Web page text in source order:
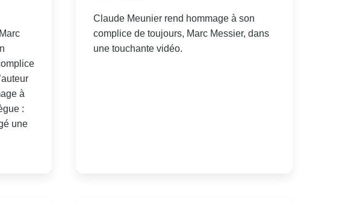
à
:
une
Claude Meunier rend hommage à son
complice de toujours, Marc Messier, dans
une touchante vidéo.